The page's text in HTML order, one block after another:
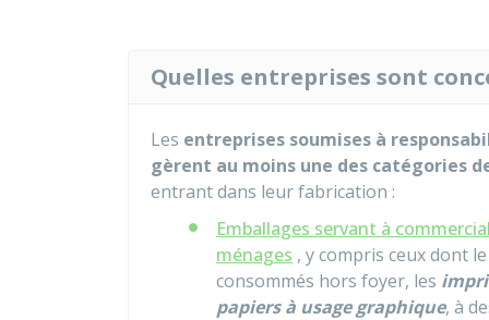
Quelles entreprises sont
Les entreprises soumises à
gèrent au moins une des catégories
entrant dans leur fabrication :
Emballages servant à
ménages , y compris ceux dont
consommés hors foyer, les
papiers à usage graphique, à